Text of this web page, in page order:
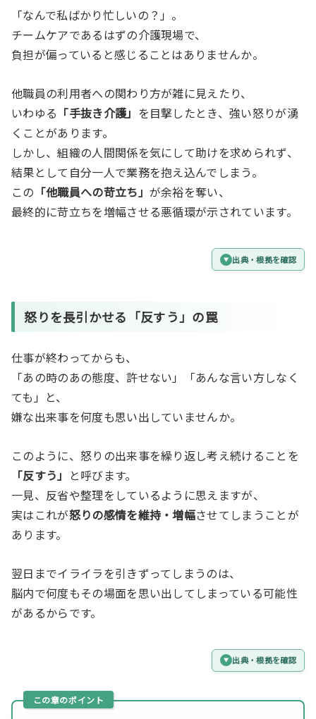
「なんで私ばかり忙しいの？」。
チームケアであるはずの介護現場で、
負担が偏っていると感じることはありませんか。
他職員の利用者への関わり方が雑に見えたり、
いわゆる 「手抜き介護」 を目撃したとき、強い怒りが湧
くことがあります。
しかし、組織の人間関係を気にして助けを求められず、
結果として自分一人で業務を抱え込んでしまう。
この 「他職員への苛立ち」 が余裕を奪い、
最終的に苛立ちを増幅させる悪循環が示されています。
出典・根拠を確認
怒りを長引かせる「反すう」の罠
仕事が終わってからも、
「あの時のあの態度、許せない」「あんな言い方しなく
ても」と、
嫌な出来事を何度も思い出していませんか。
このように、怒りの出来事を繰り返し考え続けることを
「反すう」 と呼びます。
一見、反省や整理をしているように思えますが、
実はこれが怒りの感情を維持・増幅させてしまうことが
あります。
翌日までイライラを引きずってしまうのは、
脳内で何度もその場面を思い出してしまっている可能性
があるからです。
出典・根拠を確認